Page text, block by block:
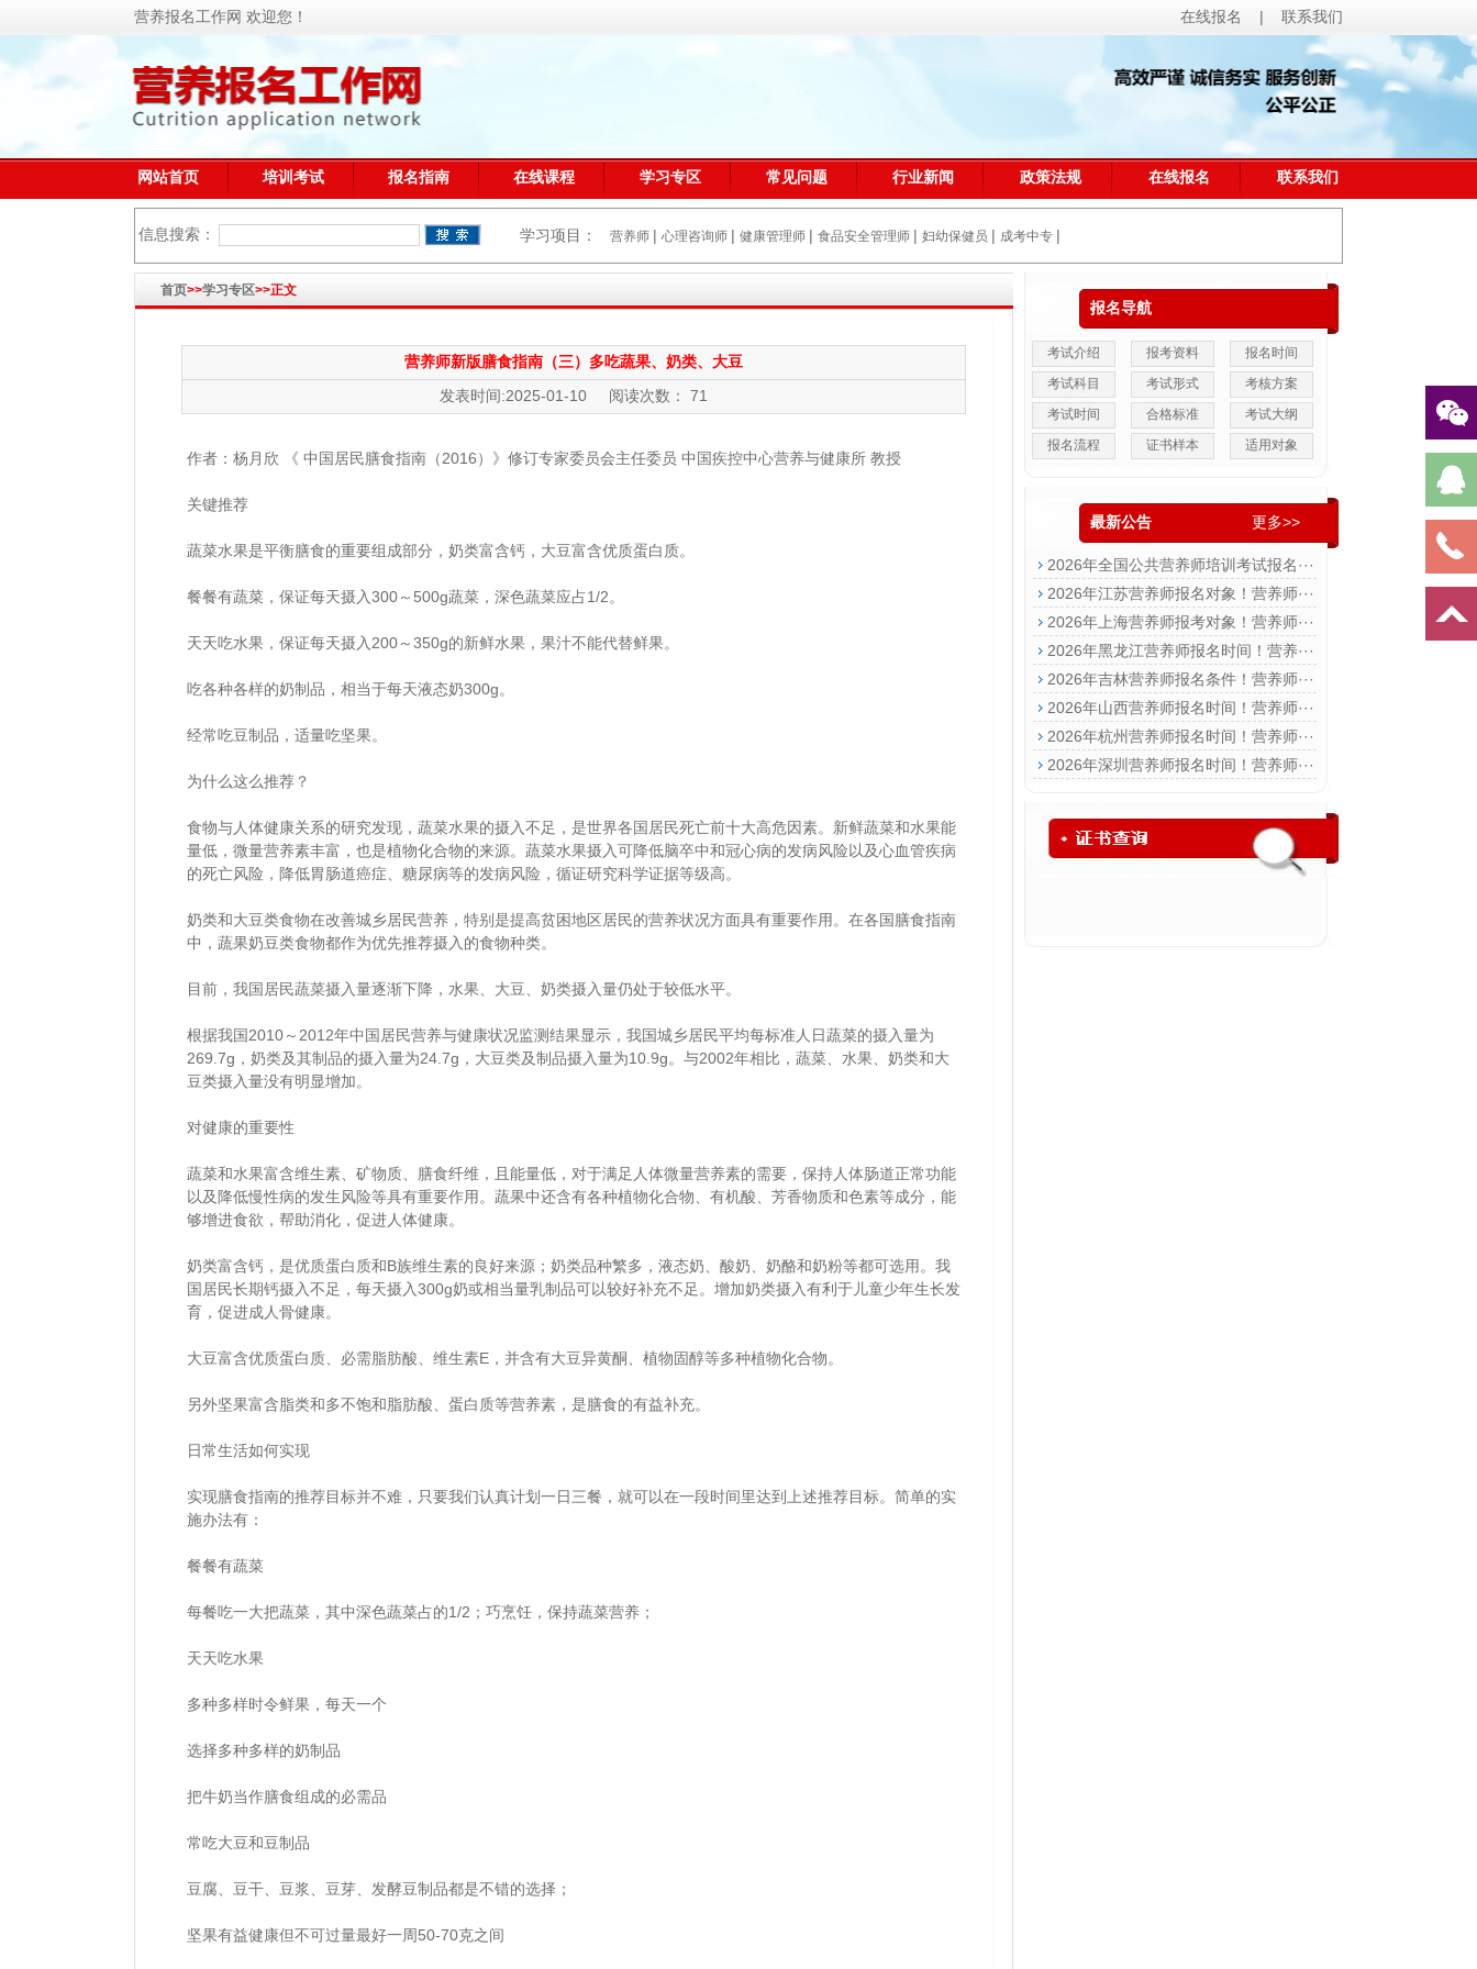
营养报名工作网 欢迎您！ 在线报名 | 联系我们
网站首页 培训考试 报名指南 在线课程 学习专区 常见问题 行业新闻 政策法规 在线报名 联系我们
信息搜索： 学习项目： 营养师 | 心理咨询师 | 健康管理师 | 食品安全管理师 | 妇幼保健员 | 成考中专 |
首页>>学习专区>>正文
营养师新版膳食指南（三）多吃蔬果、奶类、大豆
发表时间:2025-01-10 阅读次数： 71
作者：杨月欣 《 中国居民膳食指南（2016）》修订专家委员会主任委员 中国疾控中心营养与健康所 教授
关键推荐
蔬菜水果是平衡膳食的重要组成部分，奶类富含钙，大豆富含优质蛋白质。
餐餐有蔬菜，保证每天摄入300～500g蔬菜，深色蔬菜应占1/2。
天天吃水果，保证每天摄入200～350g的新鲜水果，果汁不能代替鲜果。
吃各种各样的奶制品，相当于每天液态奶300g。
经常吃豆制品，适量吃坚果。
为什么这么推荐？
食物与人体健康关系的研究发现，蔬菜水果的摄入不足，是世界各国居民死亡前十大高危因素。新鲜蔬菜和水果能
量低，微量营养素丰富，也是植物化合物的来源。蔬菜水果摄入可降低脑卒中和冠心病的发病风险以及心血管疾病
的死亡风险，降低胃肠道癌症、糖尿病等的发病风险，循证研究科学证据等级高。
奶类和大豆类食物在改善城乡居民营养，特别是提高贫困地区居民的营养状况方面具有重要作用。在各国膳食指南
中，蔬果奶豆类食物都作为优先推荐摄入的食物种类。
目前，我国居民蔬菜摄入量逐渐下降，水果、大豆、奶类摄入量仍处于较低水平。
根据我国2010～2012年中国居民营养与健康状况监测结果显示，我国城乡居民平均每标准人日蔬菜的摄入量为
269.7g，奶类及其制品的摄入量为24.7g，大豆类及制品摄入量为10.9g。与2002年相比，蔬菜、水果、奶类和大
豆类摄入量没有明显增加。
对健康的重要性
蔬菜和水果富含维生素、矿物质、膳食纤维，且能量低，对于满足人体微量营养素的需要，保持人体肠道正常功能
以及降低慢性病的发生风险等具有重要作用。蔬果中还含有各种植物化合物、有机酸、芳香物质和色素等成分，能
够增进食欲，帮助消化，促进人体健康。
奶类富含钙，是优质蛋白质和B族维生素的良好来源；奶类品种繁多，液态奶、酸奶、奶酪和奶粉等都可选用。我
国居民长期钙摄入不足，每天摄入300g奶或相当量乳制品可以较好补充不足。增加奶类摄入有利于儿童少年生长发
育，促进成人骨健康。
大豆富含优质蛋白质、必需脂肪酸、维生素E，并含有大豆异黄酮、植物固醇等多种植物化合物。
另外坚果富含脂类和多不饱和脂肪酸、蛋白质等营养素，是膳食的有益补充。
日常生活如何实现
实现膳食指南的推荐目标并不难，只要我们认真计划一日三餐，就可以在一段时间里达到上述推荐目标。简单的实
施办法有：
餐餐有蔬菜
每餐吃一大把蔬菜，其中深色蔬菜占的1/2；巧烹饪，保持蔬菜营养；
天天吃水果
多种多样时令鲜果，每天一个
选择多种多样的奶制品
把牛奶当作膳食组成的必需品
常吃大豆和豆制品
豆腐、豆干、豆浆、豆芽、发酵豆制品都是不错的选择；
坚果有益健康但不可过量最好一周50-70克之间
报名导航
考试介绍 报考资料
报名时间
考试科目
考试形式
考核方案
考试时间
合格标准
考试大纲
报名流程
证书样本 适用对象
最新公告 更多>>
2026年全国公共营养师培训考试报名···
2026年江苏营养师报名对象！营养师···
2026年上海营养师报考对象！营养师···
2026年黑龙江营养师报名时间！营养···
2026年吉林营养师报名条件！营养师···
2026年山西营养师报名时间！营养师···
2026年杭州营养师报名时间！营养师···
2026年深圳营养师报名时间！营养师···